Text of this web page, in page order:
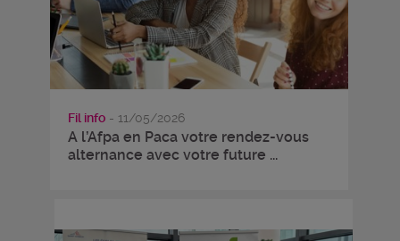
Fil info - 11/05/2026
A l’Afpa en Paca votre rendez-vous
alternance avec votre future ...